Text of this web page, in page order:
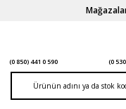
(0 850) 441 0 590 (0